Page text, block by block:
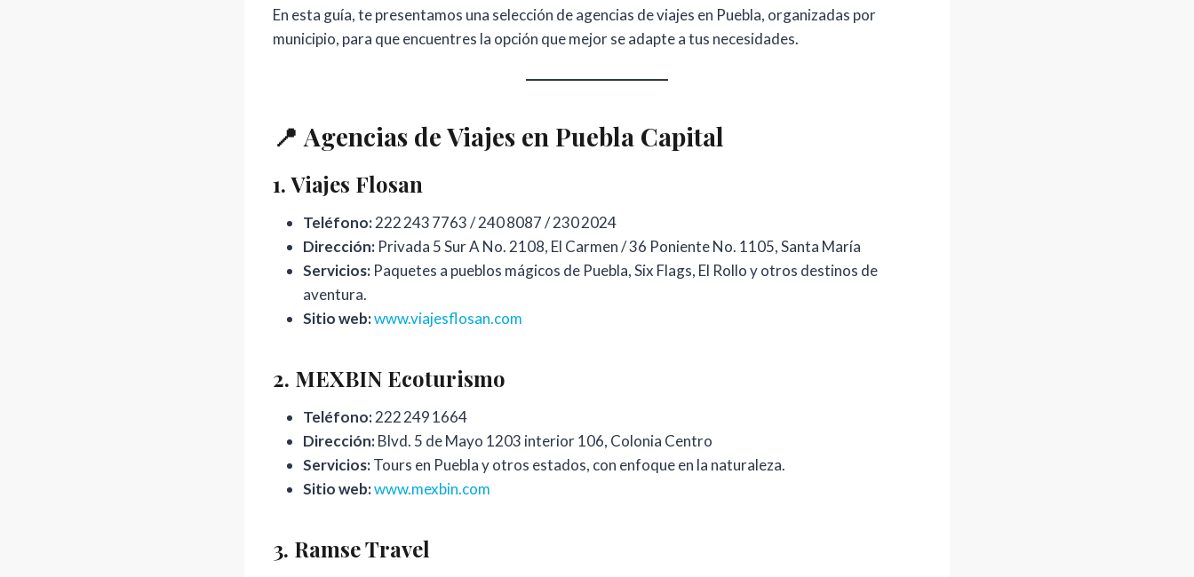
En esta guía, te presentamos una selección de agencias de viajes en Puebla, organizadas por
municipio, para que encuentres la opción que mejor se adapte a tus necesidades.
📍 Agencias de Viajes en Puebla Capital
1.Viajes Flosan
Teléfono:222 243 7763 / 240 8087 / 230 2024
Dirección: Privada 5 Sur A No. 2108, El Carmen / 36 Poniente No. 1105, Santa María
Servicios: Paquetes a pueblos mágicos de Puebla, Six Flags, El Rollo y otros destinos de
aventura.
Sitio web:www.viajesflosan.com
2. MEXBIN Ecoturismo
Teléfono:222 249 1664
Dirección:Blvd. 5 de Mayo 1203 interior 106, Colonia Centro
Servicios:Tours en Puebla y otros estados, con enfoque en la naturaleza.
Sitio web:www.mexbin.com
3. Ramse Travel